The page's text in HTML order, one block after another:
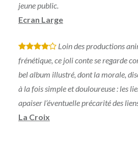
jeune public.
Ecran Large
* * * *
Loin des productions
frénétique, ce joli conte se regarde
bel album illustré, dont la morale,
à la fois simple et douloureuse : les
apaiser l’éventuelle précarité des
La Croix